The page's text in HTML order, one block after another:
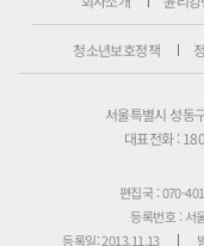
청소년보호정책
서울특별시 성동
대표전화 :
편집국 : 070-
등록번호 : 서
등록일: 2013.11.13